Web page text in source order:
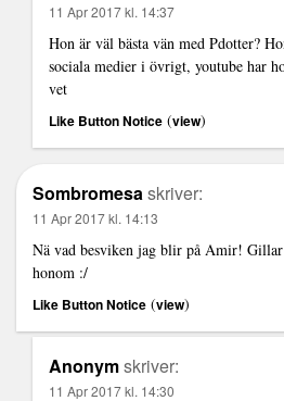
11 Apr 2017 kl. 14:37
Hon är väl bästa vän med Pdotter?
sociala medier i övrigt, youtube har
vet
Like Button Notice (view)
Sombromesa skriver:
11 Apr 2017 kl. 14:13
Nä vad besviken jag blir på Amir!
honom :/
Like Button Notice (view)
Anonymskriver:
11 Apr 2017 kl. 14:30